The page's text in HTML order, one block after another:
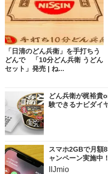
「日清のどん兵衛」を手打ちう
どんで 「10分どん兵衛 うどん
セット」発売 | ね...
どん兵衛が梶裕貴
験できるナビダ
スマホ2GBで月額
ャンペーン実施中！
IIJmio